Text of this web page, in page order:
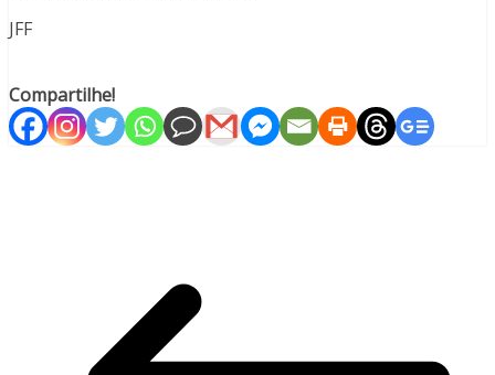
JFF
Compartilhe!